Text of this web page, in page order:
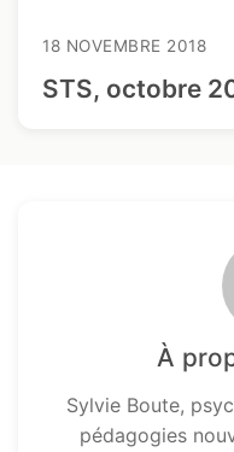
18 NOVEMBRE 2018
STS, octobre
À
Sylvie Boute,
pédagogies